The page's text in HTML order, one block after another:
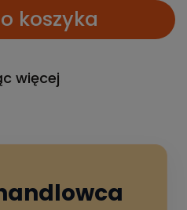
koszyka
więcej